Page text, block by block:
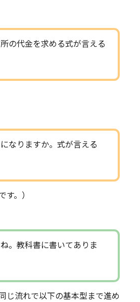
の代金を求める式が言える
なりますか。式が言える
す。）
。教科書に書いてありま
流れで以下の基本型まで進め